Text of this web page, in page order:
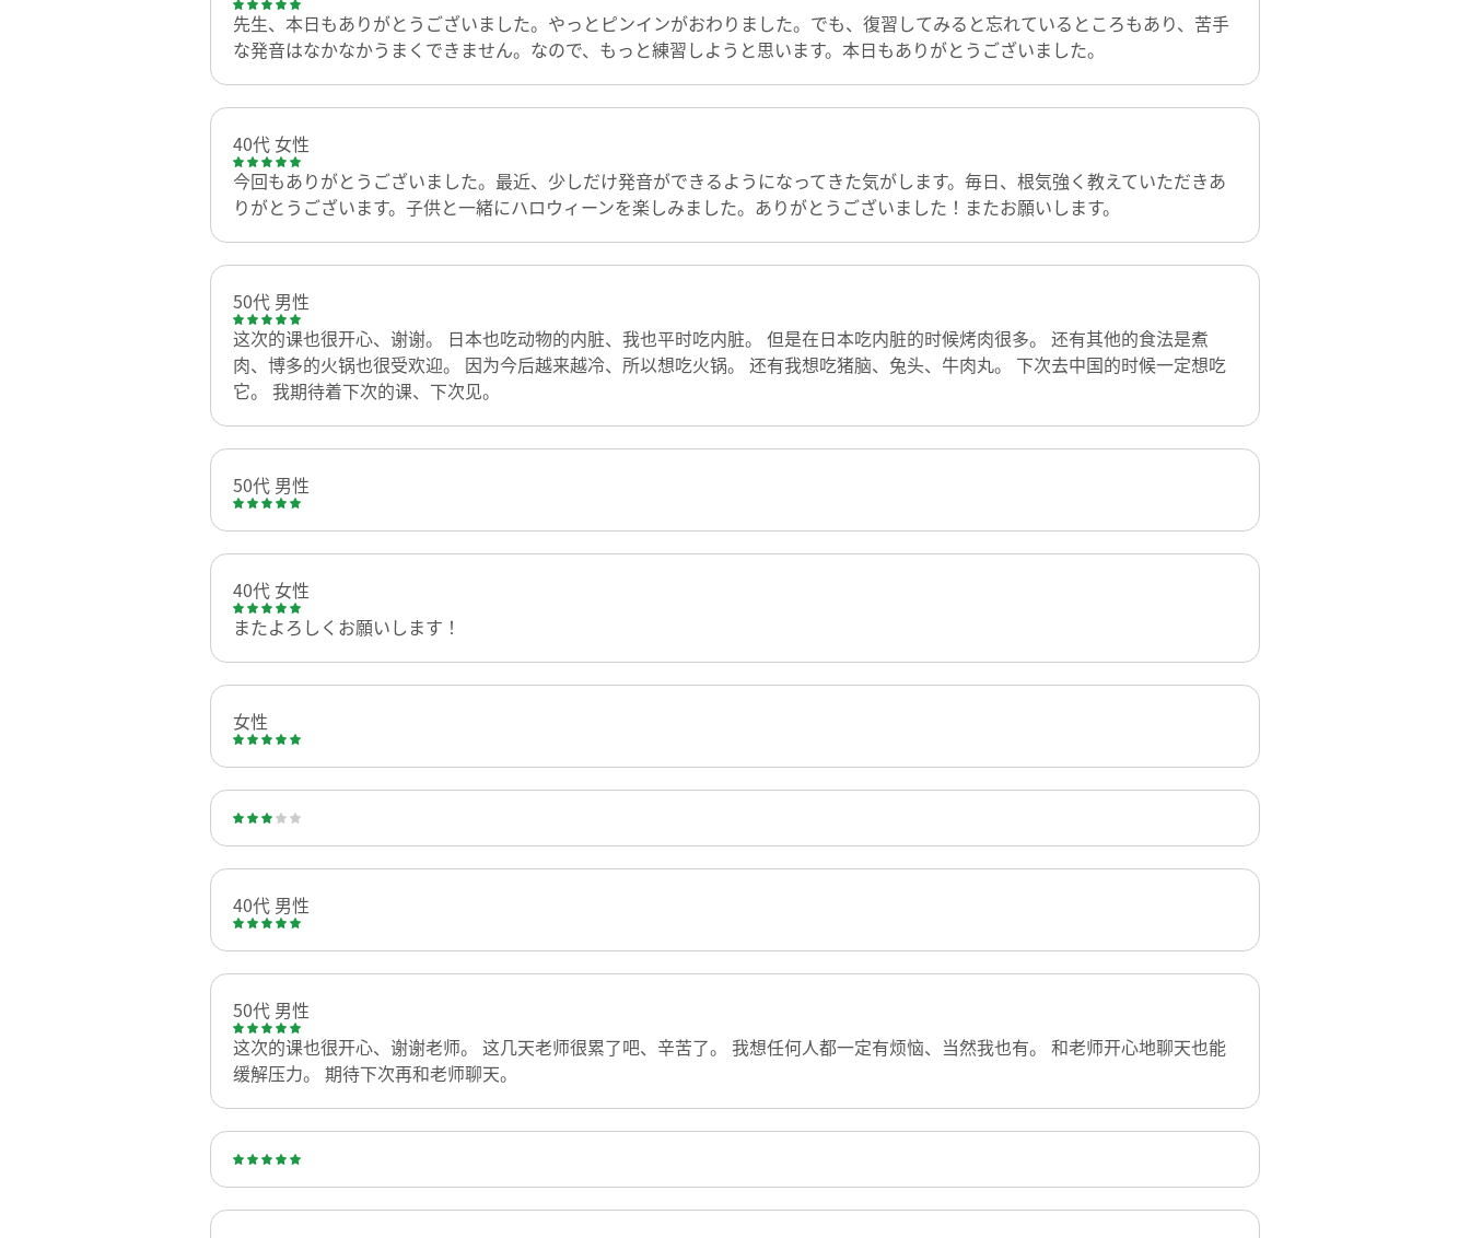
先生、本日もありがとうございました。やっとピンインがおわりました。でも、復習してみると忘れているところもあり、苦手
な発音はなかなかうまくできません。なので、もっと練習しようと思います。本日もありがとうございました。
40代 女性
今回もありがとうございました。最近、少しだけ発音ができるようになってきた気がします。毎日、根気強く教えていただきあ
りがとうございます。子供と一緒にハロウィーンを楽しみました。ありがとうございました！またお願いします。
50代 男性
这次的课也很开心、谢谢。 日本也吃动物的内脏、我也平时吃内脏。 但是在日本吃内脏的时候烤肉很多。 还有其他的食法是煮
肉、博多的火锅也很受欢迎。 因为今后越来越冷、所以想吃火锅。 还有我想吃猪脑、兔头、牛肉丸。 下次去中国的时候一定想吃
它。 我期待着下次的课、下次见。
50代 男性
40代 女性
またよろしくお願いします！
女性
40代 男性
50代 男性
这次的课也很开心、谢谢老师。 这几天老师很累了吧、辛苦了。 我想任何人都一定有烦恼、当然我也有。 和老师开心地聊天也能
缓解压力。 期待下次再和老师聊天。